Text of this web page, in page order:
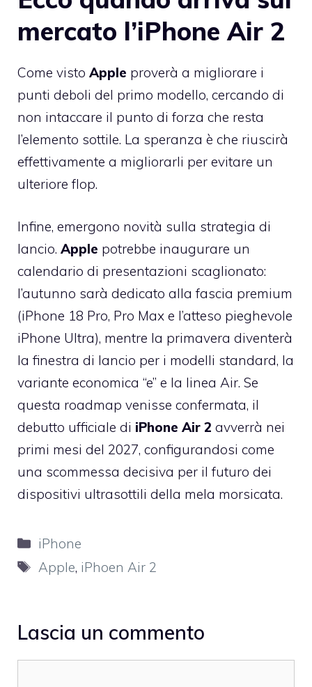
mercato l’iPhone Air 2
Come visto Apple proverà a migliorare i
punti deboli del primo modello, cercando di
non intaccare il punto di forza che resta
l’elemento sottile. La speranza è che riuscirà
effettivamente a migliorarli per evitare un
ulteriore flop.
Infine, emergono novità sulla strategia di
lancio. Apple potrebbe inaugurare un
calendario di presentazioni scaglionato:
l’autunno sarà dedicato alla fascia premium
(iPhone 18 Pro, Pro Max e l’atteso pieghevole
iPhone Ultra), mentre la primavera diventerà
la finestra di lancio per i modelli standard, la
variante economica “e” e la linea Air. Se
questa roadmap venisse confermata, il
debutto ufficiale di iPhone Air 2 avverrà nei
primi mesi del 2027, configurandosi come
una scommessa decisiva per il futuro dei
dispositivi ultrasottili della mela morsicata.
Categorie
iPhone
Tag
Apple, iPhoen Air 2
Lascia un commento